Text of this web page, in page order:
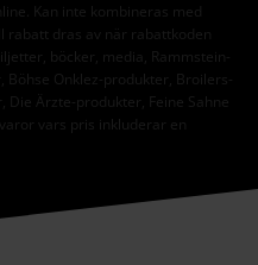
Kan inte kombineras med
rabatt dras av när rabattkoden
böcker, media, Rammstein-
Onklez-produkter, Broilers-
Ärzte-produkter, Feine Sahne
vars pris inkluderar en